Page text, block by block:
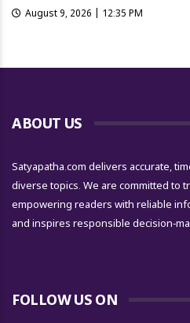
August 9, 2026 | 12:35 PM
ABOUT US
Satyapatha.com delivers accurate,
diverse topics. We are committed to
empowering readers with reliable
and inspires responsible decision-
FOLLOW US ON